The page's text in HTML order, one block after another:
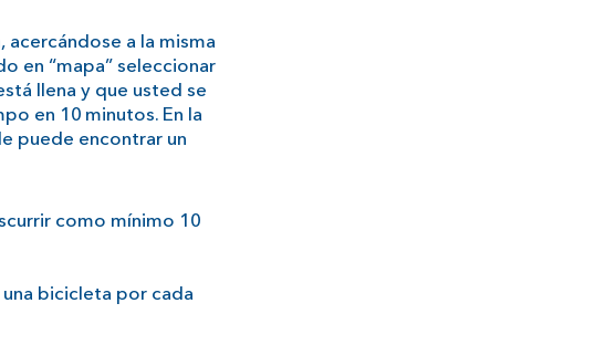
acercándose a la misma
en “mapa” seleccionar
llena y que usted se
en 10 minutos. En la
puede encontrar un
como mínimo 10
bicicleta por cada